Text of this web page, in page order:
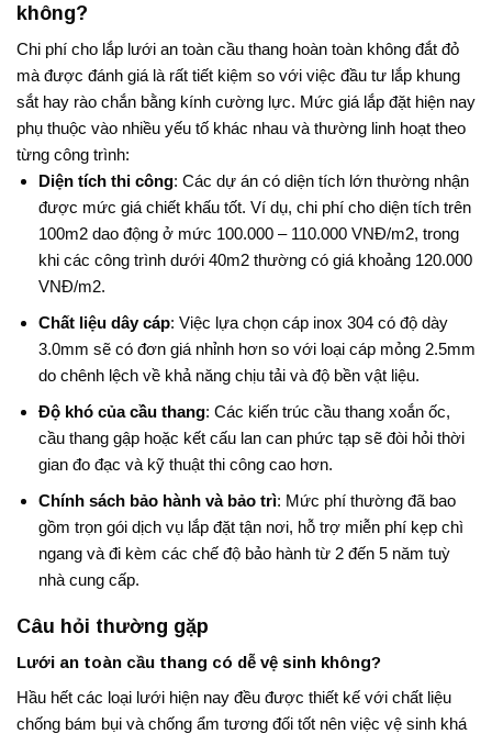
không?
Chi phí cho lắp lưới an toàn cầu thang hoàn toàn không đắt đỏ
mà được đánh giá là rất tiết kiệm so với việc đầu tư lắp khung
sắt hay rào chắn bằng kính cường lực. Mức giá lắp đặt hiện nay
phụ thuộc vào nhiều yếu tố khác nhau và thường linh hoạt theo
từng công trình:
Diện tích thi công: Các dự án có diện tích lớn thường nhận
được mức giá chiết khấu tốt. Ví dụ, chi phí cho diện tích trên
100m2 dao động ở mức 100.000 – 110.000 VNĐ/m2, trong
khi các công trình dưới 40m2 thường có giá khoảng 120.000
VNĐ/m2.
Chất liệu dây cáp: Việc lựa chọn cáp inox 304 có độ dày
3.0mm sẽ có đơn giá nhỉnh hơn so với loại cáp mỏng 2.5mm
do chênh lệch về khả năng chịu tải và độ bền vật liệu.
Độ khó của cầu thang: Các kiến trúc cầu thang xoắn ốc,
cầu thang gập hoặc kết cấu lan can phức tạp sẽ đòi hỏi thời
gian đo đạc và kỹ thuật thi công cao hơn.
Chính sách bảo hành và bảo trì: Mức phí thường đã bao
gồm trọn gói dịch vụ lắp đặt tận nơi, hỗ trợ miễn phí kẹp chì
ngang và đi kèm các chế độ bảo hành từ 2 đến 5 năm tuỳ
nhà cung cấp.
Câu hỏi thường gặp
Lưới an toàn cầu thang có dễ vệ sinh không?
Hầu hết các loại lưới hiện nay đều được thiết kế với chất liệu
chống bám bụi và chống ẩm tương đối tốt nên việc vệ sinh khá